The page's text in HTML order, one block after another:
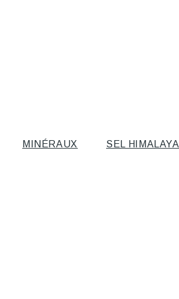
MINÉRAUX SEL HIMALAYA